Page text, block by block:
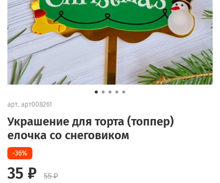
арт. арт008261
Украшение для торта (топпер)
елочка со снеговиком
-36%
35 ₽
55 ₽